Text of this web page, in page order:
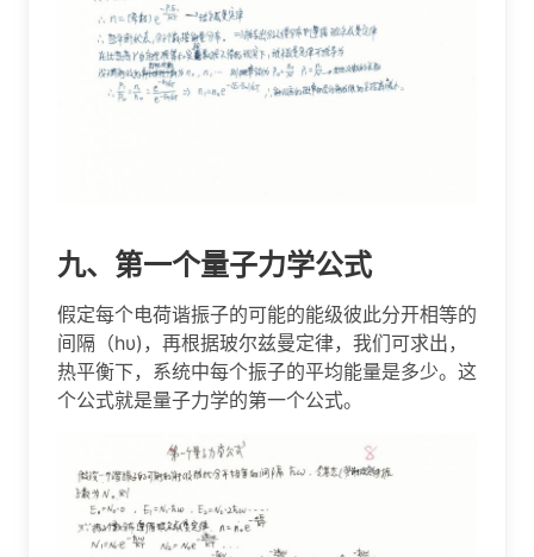
九、第一个量子力学公式
假定每个电荷谐振子的可能的能级彼此分开相等的
间隔（hυ)，再根据玻尔兹曼定律，我们可求出，
热平衡下，系统中每个振子的平均能量是多少。这
个公式就是量子力学的第一个公式。